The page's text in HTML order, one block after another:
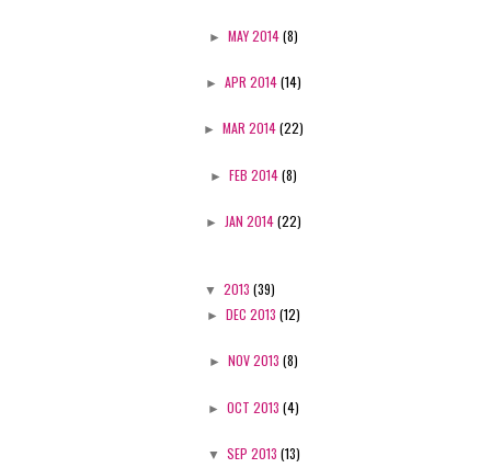
► MAY 2014(8)
► APR 2014(14)
► MAR 2014(22)
► FEB 2014(8)
► JAN 2014(22)
▼ 2013 (39)
► DEC 2013 (12)
► NOV 2013 (8)
► OCT 2013 (4)
▼ SEP 2013 (13)